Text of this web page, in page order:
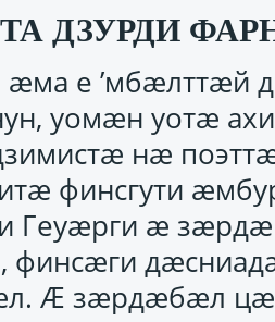
ДЗУРДИ
е ’мбӕлттӕй
уомӕн уотӕ
нӕ
финсгути
Геуӕрги ӕ
финсӕги
Ӕ зӕрдӕбӕл